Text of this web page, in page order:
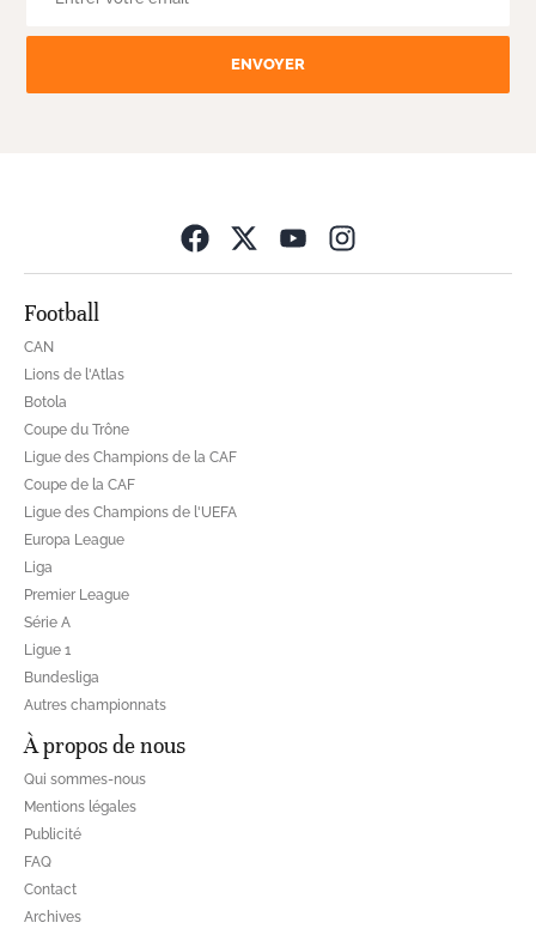
ENVOYER
Football
CAN
Lions de l'Atlas
Botola
Coupe du Trône
Ligue des Champions de la CAF
Coupe de la CAF
Ligue des Champions de l'UEFA
Europa League
Liga
Premier League
Série A
Ligue 1
Bundesliga
Autres championnats
À propos de nous
Qui sommes-nous
Mentions légales
Publicité
FAQ
Contact
Archives